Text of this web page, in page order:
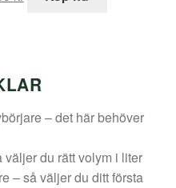
kr.
nuvarande
– det här behöver
du rätt volym i liter
– så väljer du ditt första